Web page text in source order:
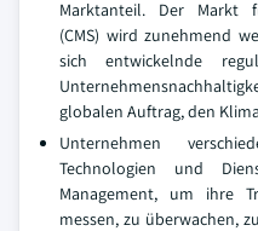
Marktanteil. Der Markt
(CMS) wird zunehmend
sich entwickelnde
globalen Auftrag, den
Unternehmen
Technologien und
Management, um ihre
messen, zu überwachen,